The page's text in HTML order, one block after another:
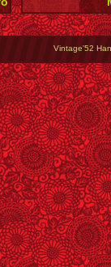
Vintage'52